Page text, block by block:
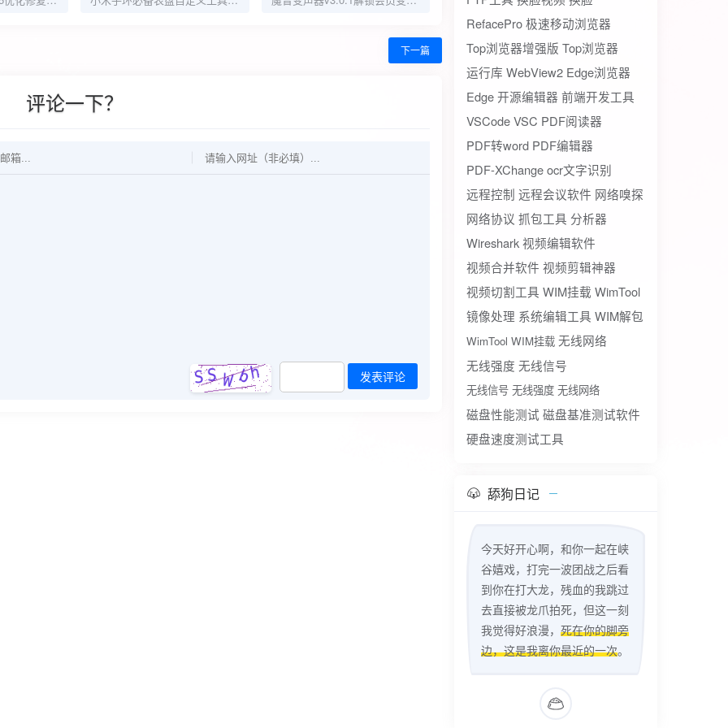
下一篇
评论一下？
发表评论
RefacePro极速移动浏览器
Top浏览器增强版 Top浏览器
运行库 WebView2 Edge浏览器
Edge开源编辑器 前端开发工具
VSCodeVSC PDF阅读器
PDF转word PDF编辑器
PDF-XChangeocr文字识别
远程控制 远程会议软件 网络嗅探
网络协议 抓包工具 分析器
Wireshark视频编辑软件
视频合并软件 视频剪辑神器
视频切割工具 WIM挂载 WimTool
镜像处理 系统编辑工具 WIM解包
WimTool WIM挂载 无线网络
无线强度 无线信号
无线信号 无线强度 无线网络
磁盘性能测试 磁盘基准测试软件
硬盘速度测试工具
舔狗日记
今天好开心啊，和你一起在峡
谷嬉戏，打完一波团战之后看
到你在打大龙，残血的我跳过
去直接被龙爪拍死，但这一刻
我觉得好浪漫， 死在你的脚旁
边，这是我离你最近的一次。